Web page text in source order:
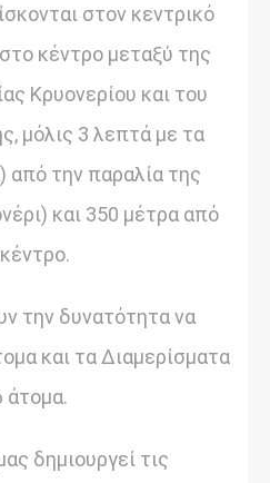
στον κεντρικό
κέντρο μεταξύ της
Κρυονερίου και του
μόλις 3 λεπτά με τα
από την παραλία της
και 350 μέτρα από
την δυνατότητα να
και τα Διαμερίσματα
άτομα.
δημιουργεί τις